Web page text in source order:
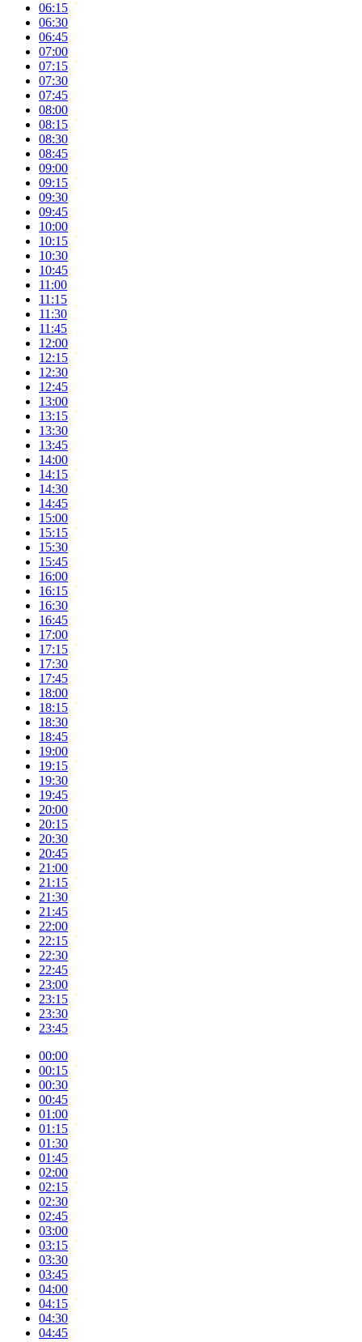
06:15
06:30
06:45
07:00
07:15
07:30
07:45
08:00
08:15
08:30
08:45
09:00
09:15
09:30
09:45
10:00
10:15
10:30
10:45
11:00
11:15
11:30
11:45
12:00
12:15
12:30
12:45
13:00
13:15
13:30
13:45
14:00
14:15
14:30
14:45
15:00
15:15
15:30
15:45
16:00
16:15
16:30
16:45
17:00
17:15
17:30
17:45
18:00
18:15
18:30
18:45
19:00
19:15
19:30
19:45
20:00
20:15
20:30
20:45
21:00
21:15
21:30
21:45
22:00
22:15
22:30
22:45
23:00
23:15
23:30
23:45
00:00
00:15
00:30
00:45
01:00
01:15
01:30
01:45
02:00
02:15
02:30
02:45
03:00
03:15
03:30
03:45
04:00
04:15
04:30
04:45